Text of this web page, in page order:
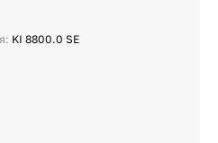
KI 8800.0 SE